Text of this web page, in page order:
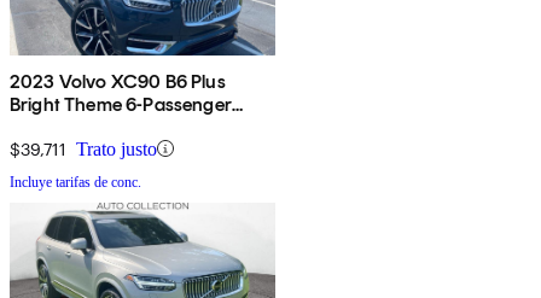
2023 Volvo XC90 B6 Plus
Bright Theme 6-Passenger
$39,711 Trato justo
Incluye tarifas de conc.